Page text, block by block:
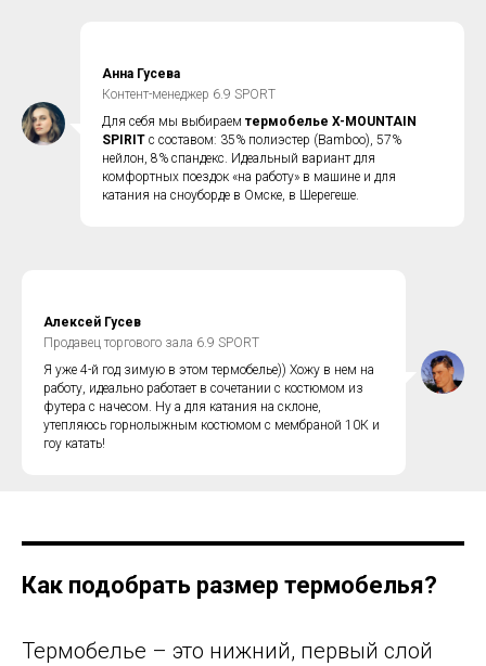
Анна Гусева
Контент-менеджер 6.9 SPORT
Для себя мы выбираем термобелье X-MOUNTAIN
SPIRIT с составом: 35% полиэстер (Bamboo), 57%
нейлон, 8% спандекс. Идеальный вариант для
комфортных поездок «на работу» в машине и для
катания на сноуборде в Омске, в Шерегеше.
Алексей Гусев
Продавец торгового зала 6.9 SPORT
Я уже 4-й год зимую в этом термобелье)) Хожу в нем на
работу, идеально работает в сочетании с костюмом из
футера с начесом. Ну а для катания на склоне,
утепляюсь горнолыжным костюмом с мембраной 10К и
гоу катать!
Как подобрать размер термобелья?
Термобелье – это нижний, первый слой